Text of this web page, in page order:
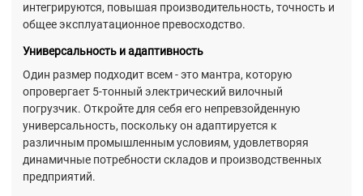
интегрируются, повышая производительность, точность и
общее эксплуатационное превосходство.
Универсальность и адаптивность
Один размер подходит всем - это мантра, которую
опровергает 5-тонный электрический вилочный
погрузчик. Откройте для себя его непревзойденную
универсальность, поскольку он адаптируется к
различным промышленным условиям, удовлетворяя
динамичные потребности складов и производственных
предприятий.